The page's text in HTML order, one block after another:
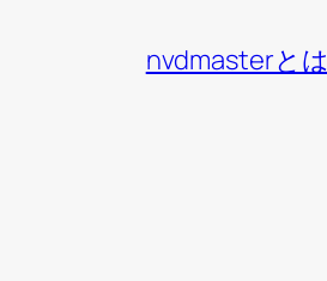
nvdmasterとは